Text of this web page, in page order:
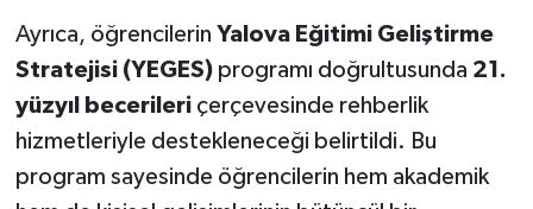
Ayrıca, öğrencilerin Yalova Eğitimi Geliştirme
Stratejisi (YEGES)programı doğrultusunda 21.
yüzyıl becerileriçerçevesinde rehberlik
hizmetleriyle destekleneceği belirtildi. Bu
program sayesinde öğrencilerin hem akademik